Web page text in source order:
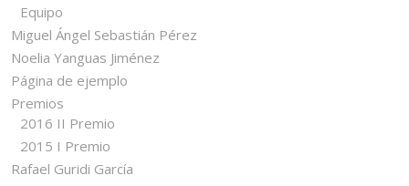
Equipo
Miguel Ángel Sebastián Pérez
Noelia Yanguas Jiménez
Página de ejemplo
Premios
2016 II Premio
2015 I Premio
Rafael Guridi García